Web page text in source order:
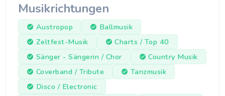
Musikrichtungen
Austropop
Ballmusik
Zeltfest-Musik
Charts / Top 40
Sänger - Sängerin / Chor
Country Musik
Coverband / Tribute
Tanzmusik
Disco / Electronic